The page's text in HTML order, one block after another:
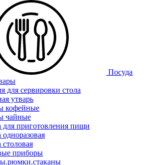
Посуда
для сервировки стола
утварь
кофейные
чайные
для приготовления пищи
одноразовая
приборы